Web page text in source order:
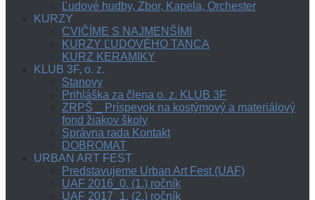
Ľudové hudby, Zbor, Kapela, Orchester
KURZY
CVIČÍME S NAJMENŠÍMI
KURZY ĽUDOVÉHO TANCA
KURZ KERAMIKY
KLUB 3F, o. z.
Stanovy
Prihláška za člena o. z. KLUB 3F
ZRPŠ _ Príspevok na kostýmový a materiálový
fond žiakov školy
Správna rada Kontakt
DOBROMAT
URBAN ART FEST
Predstavujeme Urban Art Fest (UAF)
UAF 2016_0. (1.) ročník
UAF 2017_1. (2.) ročník